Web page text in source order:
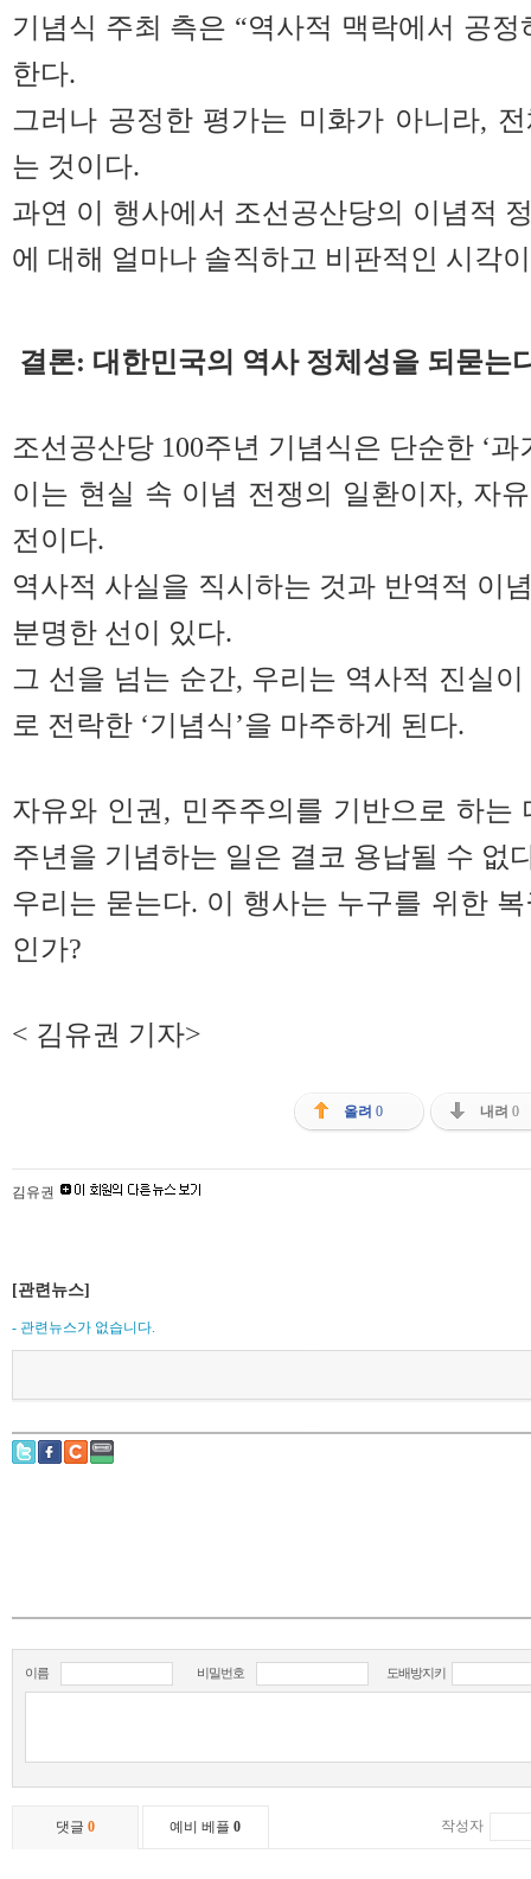
기념식 주최 측은 “역사적 맥락에서 공
한다.
그러나 공정한 평가는 미화가 아니라,
는 것이다.
과연 이 행사에서 조선공산당의 이념적
에 대해 얼마나 솔직하고 비판적인 시각
결론: 대한민국의 역사 정체성을 되묻는
조선공산당 100주년 기념식은 단순한 ‘과
이는 현실 속 이념 전쟁의 일환이자, 자
전이다.
역사적 사실을 직시하는 것과 반역적 이
분명한 선이 있다.
그 선을 넘는 순간, 우리는 역사적 진실
로 전락한 ‘기념식’을 마주하게 된다.
자유와 인권, 민주주의를 기반으로 하는
주년을 기념하는 일은 결코 용납될 수 없
우리는 묻는다. 이 행사는 누구를 위한
인가?
< 김유권 기자>
올려 0 내려 0
김유권
[관련뉴스]
- 관련뉴스가 없습니다.